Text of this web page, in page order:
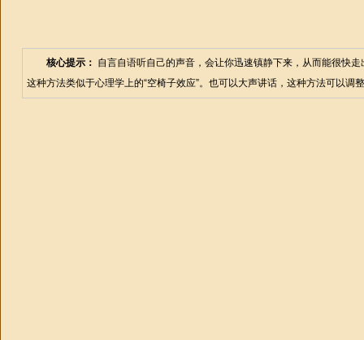
核心提示： 自言自语听自己的声音，会让你迅速镇静下来，从而能很快
这种方法类似于心理学上的“空椅子效应”。也可以大声讲话，这种方法可以调